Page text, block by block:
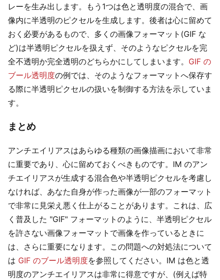
レーを生み出します。もう1つは色と透明度の混合で、画
像内に半透明のピクセルを生成します。後者は心に留めて
おく必要があるもので、多くの画像フォーマット(GIF な
ど)は半透明ピクセルを扱えず、そのようなピクセルを完
全不透明か完全透明のどちらかにしてしまいます。 GIF の
ブール透明度の例では、そのようなフォーマットへ保存す
る際に半透明ピクセルの扱いを制御する方法を示していま
す。
まとめ
アンチエイリアスはあらゆる種類の画像描画において非常
に重要であり、心に留めておくべきものです。IM のアン
チエイリアスが生成する混合色や半透明ピクセルを考慮し
なければ、あなた自身が作った画像が一部のフォーマット
で非常に見栄え悪く仕上がることがあります。これは、広
く普及した "GIF" フォーマットのように、半透明ピクセル
を許さない画像フォーマットで画像を作っているときに
は、さらに重要になります。この問題への対処法について
は GIF のブール透明度を参照してください。IM は色と透
明度のアンチエイリアスは非常に得意ですが、(例えば特